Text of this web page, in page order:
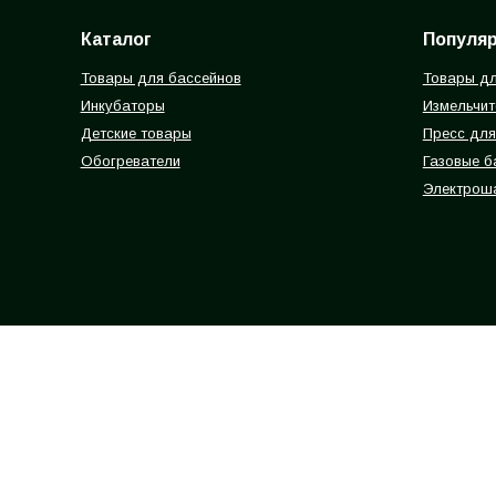
Каталог
Товары для бассейнов
Инкубаторы
Детские товары
Обогреватели
Товары
Пресс
Газовые